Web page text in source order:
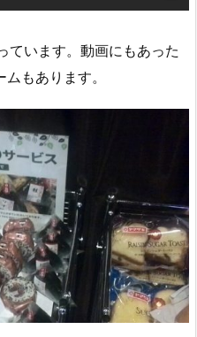
ています。動画にもあった
もあります。